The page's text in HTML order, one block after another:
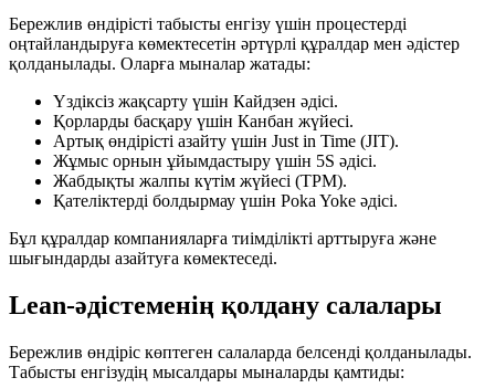
Бережлив өндірісті табысты енгізу үшін процестерді
оңтайландыруға көмектесетін әртүрлі құралдар мен әдістер
қолданылады. Оларға мыналар жатады:
Үздіксіз жақсарту үшін Кайдзен әдісі.
Қорларды басқару үшін Канбан жүйесі.
Артық өндірісті азайту үшін Just in Time (JIT).
Жұмыс орнын ұйымдастыру үшін 5S әдісі.
Жабдықты жалпы күтім жүйесі (TPM).
Қателіктерді болдырмау үшін Poka Yoke әдісі.
Бұл құралдар компанияларға тиімділікті арттыруға және
шығындарды азайтуға көмектеседі.
Lean-әдістеменің қолдану салалары
Бережлив өндіріс көптеген салаларда белсенді қолданылады.
Табысты енгізудің мысалдары мыналарды қамтиды: